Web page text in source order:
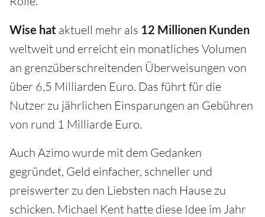
Wise hat aktuell mehr als 12 Millionen Kunden
weltweit und erreicht ein monatliches Volumen
an grenzüberschreitenden Überweisungen von
über 6,5 Milliarden Euro. Das führt für die
Nutzer zu jährlichen Einsparungen an Gebühren
von rund 1 Milliarde Euro.
Auch Azimo wurde mit dem Gedanken
gegründet, Geld einfacher, schneller und
preiswerter zu den Liebsten nach Hause zu
schicken. Michael Kent hatte diese Idee im Jahr